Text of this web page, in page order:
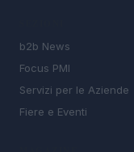
b2b News
Focus PMI
Servizi per le Aziende
Fiere e Eventi